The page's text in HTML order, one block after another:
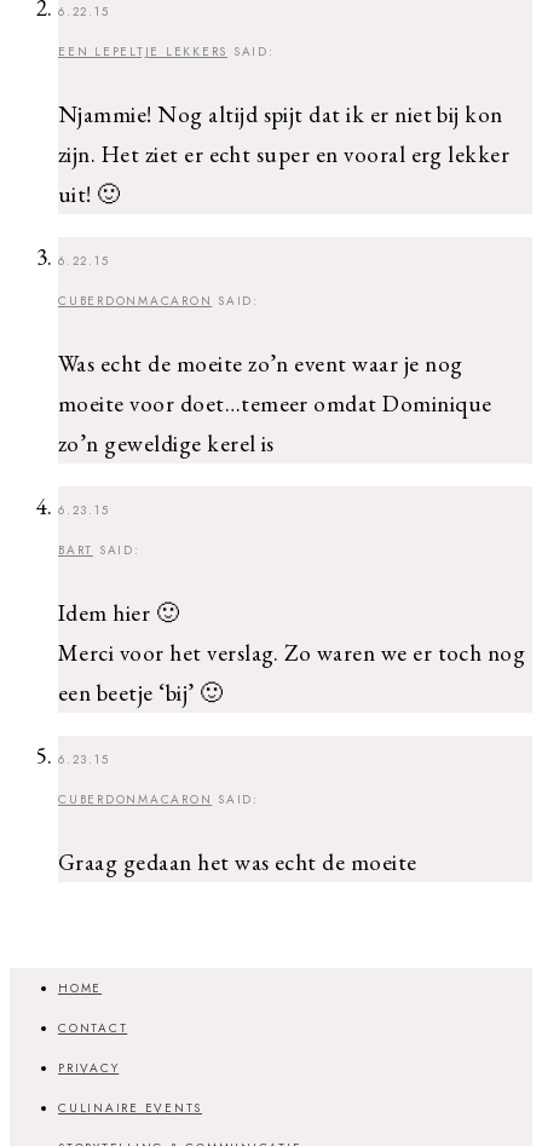
6.22.15
EEN LEPELTJE LEKKERS SAID:
Njammie! Nog altijd spijt dat ik er niet bij kon
zijn. Het ziet er echt super en vooral erg lekker
uit! 🙂
6.22.15
CUBERDONMACARON SAID:
Was echt de moeite zo’n event waar je nog
moeite voor doet…temeer omdat Dominique
zo’n geweldige kerel is
6.23.15
BART SAID:
Idem hier 🙂
Merci voor het verslag. Zo waren we er toch nog
een beetje ‘bij’ 🙂
6.23.15
CUBERDONMACARON SAID:
Graag gedaan het was echt de moeite
HOME
CONTACT
PRIVACY
CULINAIRE EVENTS